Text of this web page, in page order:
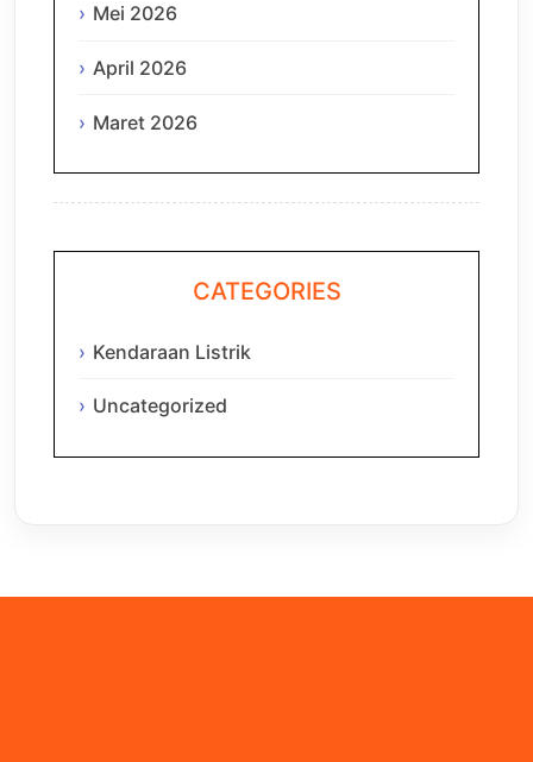
Mei 2026
April 2026
Maret 2026
CATEGORIES
Kendaraan Listrik
Uncategorized